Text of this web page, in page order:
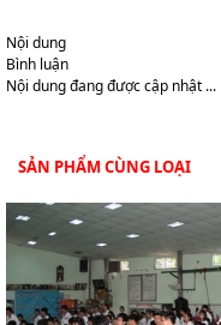
Nội dung
Bình luận
Nội dung đang được cập nhật ...
SẢN PHẨM CÙNG LOẠI